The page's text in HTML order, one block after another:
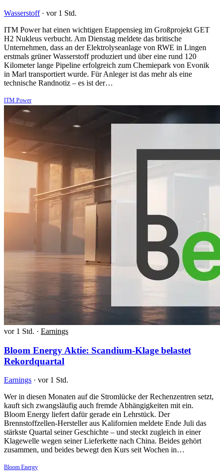
Wasserstoff · vor 1 Std.
ITM Power hat einen wichtigen Etappensieg im Großprojekt GET
H2 Nukleus verbucht. Am Dienstag meldete das britische
Unternehmen, dass an der Elektrolyseanlage von RWE in Lingen
erstmals grüner Wasserstoff produziert und über eine rund 120
Kilometer lange Pipeline erfolgreich zum Chemiepark von Evonik
in Marl transportiert wurde. Für Anleger ist das mehr als eine
technische Randnotiz – es ist der…
ITM Power
vor 1 Std. · Earnings
Bloom Energy Aktie: Scandium-Klage belastet
Rekordquartal
Earnings · vor 1 Std.
Wer in diesen Monaten auf die Stromlücke der Rechenzentren setzt,
kauft sich zwangsläufig auch fremde Abhängigkeiten mit ein.
Bloom Energy liefert dafür gerade ein Lehrstück. Der
Brennstoffzellen-Hersteller aus Kalifornien meldete Ende Juli das
stärkste Quartal seiner Geschichte – und steckt zugleich in einer
Klagewelle wegen seiner Lieferkette nach China. Beides gehört
zusammen, und beides bewegt den Kurs seit Wochen in…
Bloom Energy